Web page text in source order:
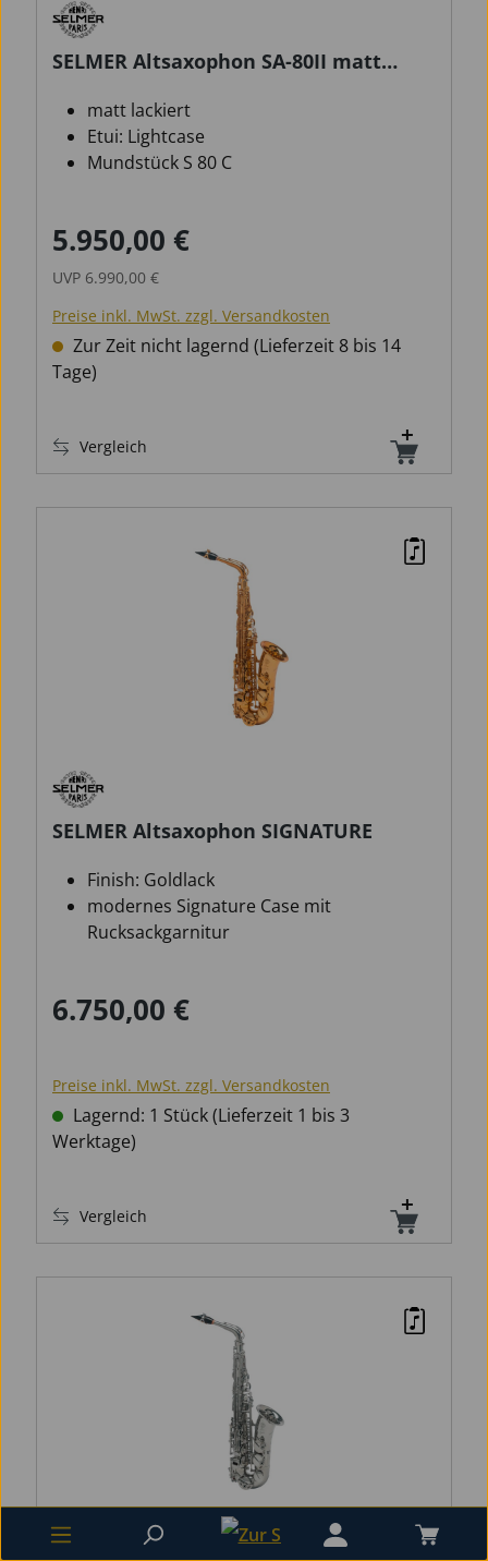
SELMER Altsaxophon SA-80II matt
matt lackiert
Etui: Lightcase
Mundstück S 80 C
Verkaufspreis:
5.950,00 €
UVP 6.990,00 €
Preise inkl. MwSt. zzgl. Versandkosten
Zur Zeit nicht lagernd (Lieferzeit 8 bis 14
Tage)
Vergleich
SELMER Altsaxophon SIGNATURE
Finish: Goldlack
modernes Signature Case mit
Rucksackgarnitur
Regulärer Preis:
6.750,00 €
Preise inkl. MwSt. zzgl. Versandkosten
Lagernd: 1 Stück (Lieferzeit 1 bis 3
Werktage)
Vergleich